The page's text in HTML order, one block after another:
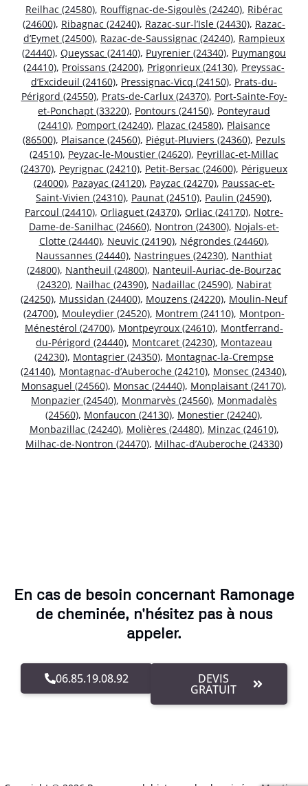
Reilhac (24580), Rouffignac-de-Sigoulès (24240), Ribérac
(24600), Ribagnac (24240), Razac-sur-l’Isle (24430), Razac-
d’Eymet (24500), Razac-de-Saussignac (24240), Rampieux
(24440), Queyssac (24140), Puyrenier (24340), Puymangou
(24410), Proissans (24200), Prigonrieux (24130), Preyssac-
d’Excideuil (24160), Pressignac-Vicq (24150), Prats-du-
Périgord (24550), Prats-de-Carlux (24370), Port-Sainte-Foy-
et-Ponchapt (33220), Pontours (24150), Ponteyraud
(24410), Pomport (24240), Plazac (24580), Plaisance
(86500), Plaisance (24560), Piégut-Pluviers (24360), Pezuls
(24510), Peyzac-le-Moustier (24620), Peyrillac-et-Millac
(24370), Peyrignac (24210), Petit-Bersac (24600), Périgueux
(24000), Pazayac (24120), Payzac (24270), Paussac-et-
Saint-Vivien (24310), Paunat (24510), Paulin (24590),
Parcoul (24410), Orliaguet (24370), Orliac (24170), Notre-
Dame-de-Sanilhac (24660), Nontron (24300), Nojals-et-
Clotte (24440), Neuvic (24190), Négrondes (24460),
Naussannes (24440), Nastringues (24230), Nanthiat
(24800), Nantheuil (24800), Nanteuil-Auriac-de-Bourzac
(24320), Nailhac (24390), Nadaillac (24590), Nabirat
(24250), Mussidan (24400), Mouzens (24220), Moulin-Neuf
(24700), Mouleydier (24520), Montrem (24110), Montpon-
Ménestérol (24700), Montpeyroux (24610), Montferrand-
du-Périgord (24440), Montcaret (24230), Montazeau
(24230), Montagrier (24350), Montagnac-la-Crempse
(24140), Montagnac-d’Auberoche (24210), Monsec (24340),
Monsaguel (24560), Monsac (24440), Monplaisant (24170),
Monpazier (24540), Monmarvès (24560), Monmadalès
(24560), Monfaucon (24130), Monestier (24240),
Monbazillac (24240), Molières (24480), Minzac (24610),
Milhac-de-Nontron (24470), Milhac-d’Auberoche (24330)
En cas de besoin concernant Ramonage
de cheminée, n'hésitez pas à nous
appeler.
06.85.19.08.92 DEVIS
GRATUIT